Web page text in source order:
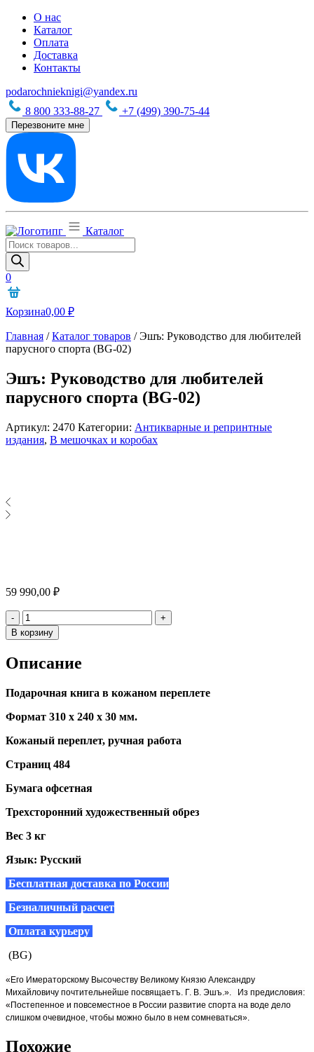
О нас
Каталог
Оплата
Доставка
Контакты
podarochnieknigi@yandex.ru
8 800 333-88-27
+7 (499) 390-75-44
Перезвоните мне
Каталог
Поиск
товаров
0
Корзина0,00 ₽
Главная /Каталог товаров /Эшъ: Руководство для любителей
парусного спорта (BG-02)
Эшъ: Руководство для любителей
парусного спорта (BG-02)
Артикул: 2470 Категории: Антикварные и репринтные
издания, В мешочках и коробах
59 990,00 ₽
- Количество
+
В корзину
Описание
Подарочная книга в кожаном переплете
Формат 310 х 240 х 30 мм.
Кожаный переплет, ручная работа
Страниц 484
Бумага офсетная
Трехсторонний художественный обрез
Вес 3 кг
Язык: Русский
Бесплатная доставка по России
Безналичный расчет
Оплата курьеру
(BG)
«Его Имераторскому Высочеству Великому Князю Александру
Михайловичу почтительнейше посвящаетъ. Г. В. Эшъ.». Из предисловия:
«Постепенное и повсеместное в России развитие спорта на воде дело
слишком очевидное, чтобы можно было в нем сомневаться».
Похожие